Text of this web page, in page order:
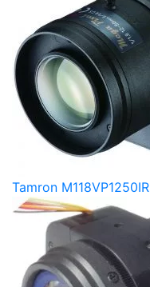
Tamron M118VP1250IR